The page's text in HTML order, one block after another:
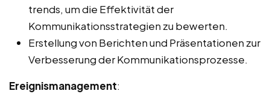
trends, um die Effektivität der
Kommunikationsstrategien zu bewerten.
Erstellung von Berichten und Präsentationen zur
Verbesserung der Kommunikationsprozesse.
Ereignismanagement: